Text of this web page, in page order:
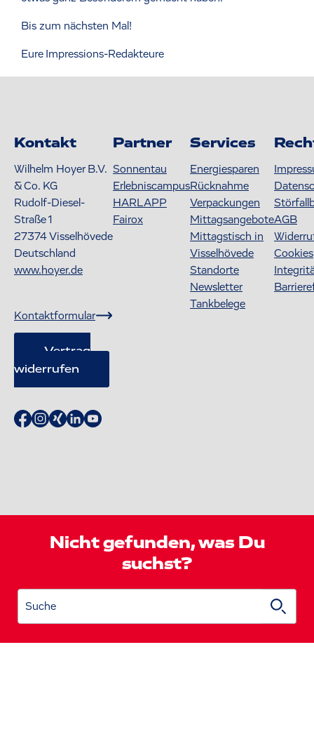
Bis zum nächsten Mal!
Eure Impressions-Redakteure
Kontakt
Wilhelm Hoyer B.V.
& Co. KG
Rudolf-Diesel-
Straße 1
27374Visselhövede
Deutschland
www.hoyer.de
Kontaktformular
Vertrag
widerrufen
Partner
Sonnentau
Erlebniscampus
HARLAPP
Fairox
Services
Energiesparen
Rücknahme
Verpackungen
Mittagsangebote
Mittagstisch in
Visselhövede
Standorte
Newsletter
Tankbelege
AGB
Cookies
Nicht gefunden, was Du
suchst?
Suche